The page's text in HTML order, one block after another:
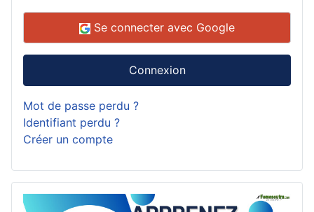
Se connecter avec Google
Connexion
Mot de passe perdu ?
Identifiant perdu ?
Créer un compte